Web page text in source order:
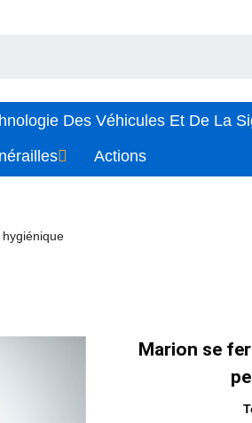
Des Véhicules Et De La
Actions
Marion se